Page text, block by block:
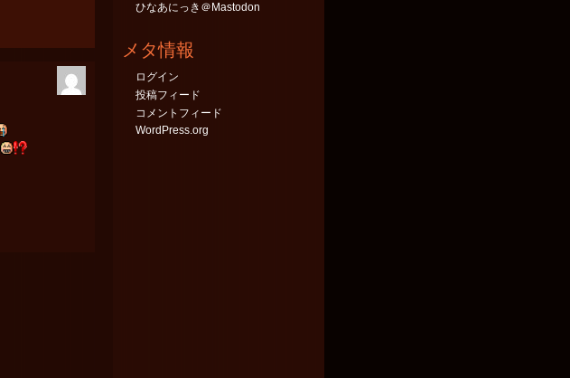
ひなあにっき＠Mastodon
メタ情報
ログイン
投稿フィード
コメントフィード
WordPress.org